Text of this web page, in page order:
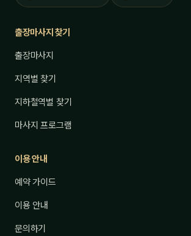
출장마사지 찾기
출장마사지
지역별 찾기
지하철역별 찾기
마사지 프로그램
이용 안내
예약 가이드
이용 안내
문의하기